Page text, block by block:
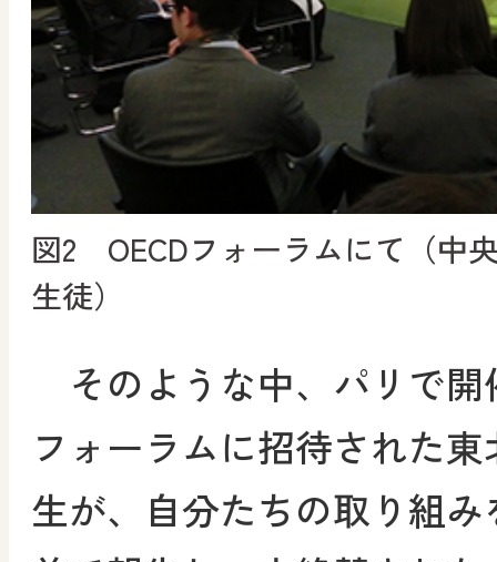
図2 OECDフォーラムにて（中
生徒）
そのような中、パリで開
フォーラムに招待された
生が、自分たちの取り組